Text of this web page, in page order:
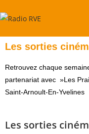
Les sorties
Retrouvez chaque
partenariat avec »Les
Saint-Arnoult-En-Yvelines
Les sorties